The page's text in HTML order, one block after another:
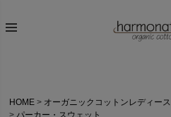
HOME オーガニックコットンレディース
パーカー・スウェット